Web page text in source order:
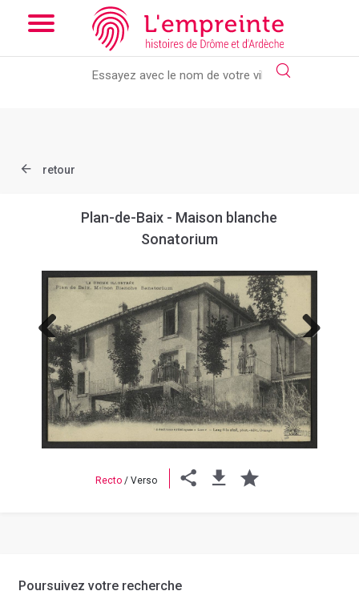
Array ( [slug] => document [ref] => B263626101_CP1825 )
Add the new slick-theme.css if you want the default styling
retour
Plan-de-Baix - Maison blanche
Sonatorium
Previous Next
Recto / Verso
Poursuivez votre recherche